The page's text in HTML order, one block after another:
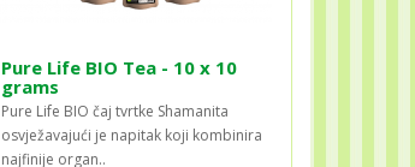
Pure Life BIO Tea - 10 x 10
grams
Pure Life BIO čaj tvrtke Shamanita
osvježavajući je napitak koji kombinira
najfinije organ..